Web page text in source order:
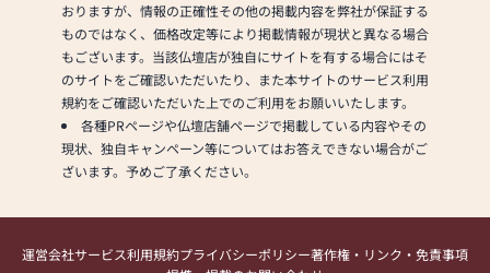
おりますが、情報の正確性その他の掲載内容を弊社が保証する
ものではなく、価格改定等により掲載情報が現状と異なる場合
もございます。当該仏壇店が独自にサイトを有する場合にはそ
のサイトをご確認いただいたり、また本サイトのサービス利用
規約をご確認いただいた上でのご利用をお願いいたします。
各種PRページや仏壇店舗ページで掲載している内容やその
現状、独自キャンペーン等についてはお答えできない場合がご
ざいます。予めご了承ください。
運営会社サービス利用規約プライバシーポリシー著作権・リンク・免責事項